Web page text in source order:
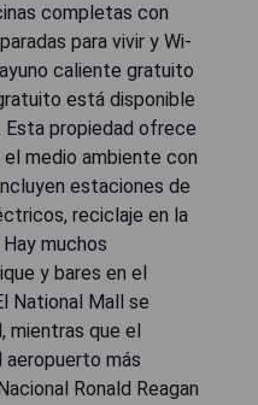
completas con
para vivir y Wi-
caliente gratuito
está disponible
Esta propiedad ofrece
medio ambiente con
estaciones de
reciclaje en la
muchos
y bares en el
National Mall se
mientras que el
aeropuerto más
Ronald Reagan